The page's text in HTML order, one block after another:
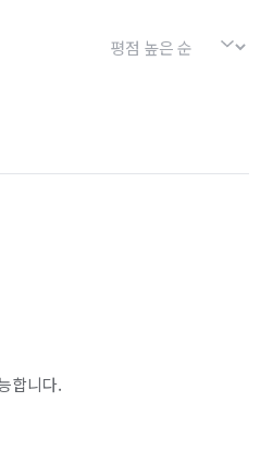
합니다.